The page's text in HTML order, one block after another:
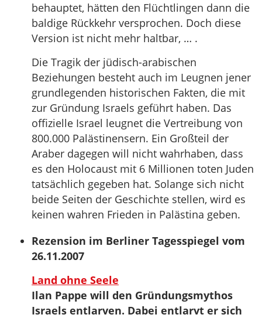
behauptet, hätten den Flüchtlingen dann die
baldige Rückkehr versprochen. Doch diese
Version ist nicht mehr haltbar, … .
Die Tragik der jüdisch-arabischen
Beziehungen besteht auch im Leugnen jener
grundlegenden historischen Fakten, die mit
zur Gründung Israels geführt haben. Das
offizielle Israel leugnet die Vertreibung von
800.000 Palästinensern. Ein Großteil der
Araber dagegen will nicht wahrhaben, dass
es den Holocaust mit 6 Millionen toten Juden
tatsächlich gegeben hat. Solange sich nicht
beide Seiten der Geschichte stellen, wird es
keinen wahren Frieden in Palästina geben.
Rezension im Berliner Tagesspiegel vom
26.11.2007
Land ohne Seele
Ilan Pappe will den Gründungsmythos
Israels entlarven. Dabei entlarvt er sich